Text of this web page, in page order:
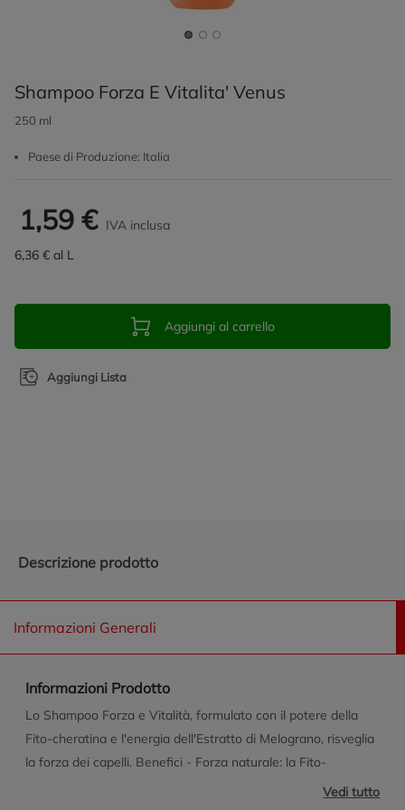
Shampoo Forza E Vitalita' Venus
250 ml
Paese di Produzione: Italia
1,59 € IVA inclusa
6,36 € al L
Aggiungi al carrello
Aggiungi Lista
Descrizione prodotto
Informazioni Generali
Informazioni Prodotto
Lo Shampoo Forza e Vitalità, formulato con il potere della
Fito-cheratina e l'energia dell'Estratto di Melograno, risveglia
la forza dei capelli. Benefici - Forza naturale: la Fito-
cheratina, simile a quella naturalmente presente nei capelli,
Vedi tutto